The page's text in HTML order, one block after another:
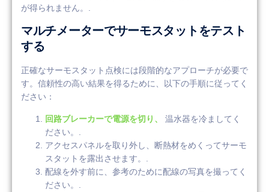
が得られません。.
マルチメーターでサーモスタットをテスト
する
正確なサーモスタット点検には段階的なアプローチが必要で
す。信頼性の高い結果を得るために、以下の手順に従ってく
ださい：
回路ブレーカーで電源を切り、
温水器を冷ましてく
ださい。.
アクセスパネルを取り外し、断熱材をめくってサーモ
スタットを露出させます。.
配線を外す前に、参考のために配線の写真を撮ってく
ださい。.